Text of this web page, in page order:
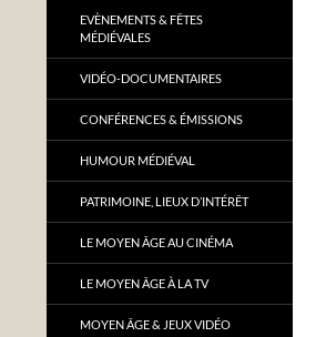
EVÈNEMENTS & FÊTES
MÉDIÉVALES
VIDÉO-DOCUMENTAIRES
CONFÉRENCES & ÉMISSIONS
HUMOUR MÉDIÉVAL
PATRIMOINE, LIEUX D’INTÉRÊT
LE MOYEN ÂGE AU CINÉMA
LE MOYEN ÂGE À LA TV
MOYEN ÂGE & JEUX VIDÉO